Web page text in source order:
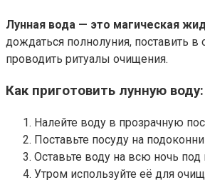
Лунная вода — это магическая
дождаться полнолуния, поставить
проводить ритуалы очищения.
Как приготовить лунную воду:
Налейте воду в прозрачную
Поставьте посуду на
Оставьте воду на всю ночь под
Утром используйте её для